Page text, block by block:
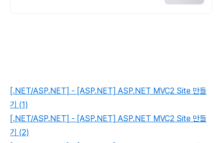
[.NET/ASP.NET] - [ASP.NET] ASP.NET MVC2 Site 만들
기 (1)
[.NET/ASP.NET] - [ASP.NET] ASP.NET MVC2 Site 만들
기 (2)